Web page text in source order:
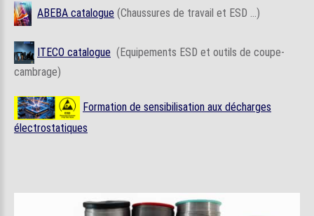
ABEBA catalogue (Chaussures de travail et ESD ...)
ITECO catalogue (Equipements ESD et outils de coupe-
cambrage)
Formation de sensibilisation aux décharges
électrostatiques